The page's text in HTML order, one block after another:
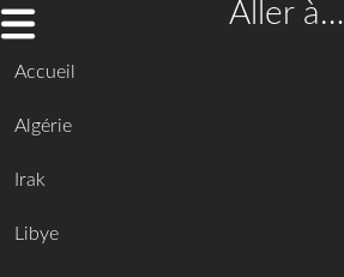
Aller à…
Accueil
Algérie
Irak
Libye